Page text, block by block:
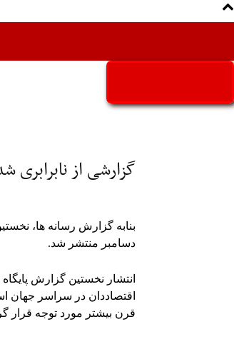
گزارشی از
دسامبر منتشر شد.
اقتصاددان در سراسر جهان
قرن بیشتر مورد توجه قرار